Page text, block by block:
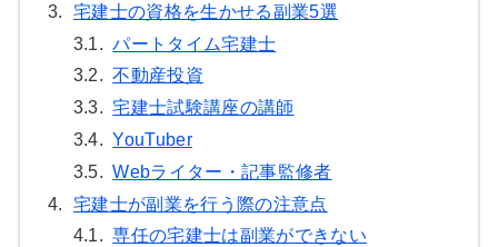
3.
宅建士の資格を生かせる副業5選
3.1. パートタイム宅建士
3.2. 不動産投資
3.3. 宅建士試験講座の講師
3.4. YouTuber
3.5. Webライター・記事監修者
4.
宅建士が副業を行う際の注意点
4.1. 専任の宅建士は副業ができない